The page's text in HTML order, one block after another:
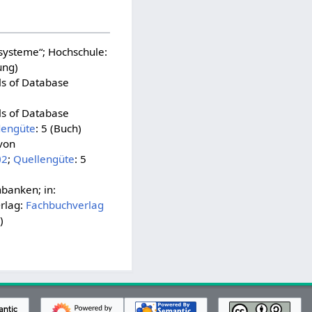
Hochschule:
of Database
of Database
: 5 (Buch)
; Quellengüte: 5
in:
Fachbuchverlag